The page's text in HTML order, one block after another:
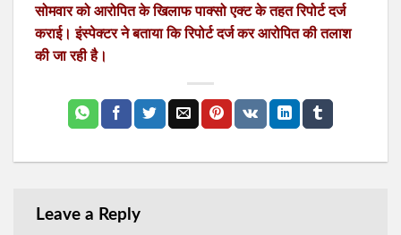
सोमवार को आरोपित के खिलाफ पाक्सो एक्ट के तहत रिपोर्ट दर्ज
कराई। इंस्पेक्टर ने बताया कि रिपोर्ट दर्ज कर आरोपित की तलाश
की जा रही है।
Leave a Reply